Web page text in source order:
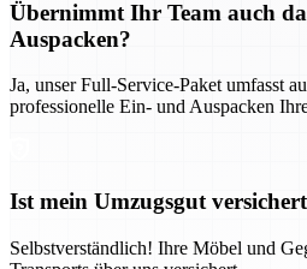
Übernimmt Ihr Team auch
Auspacken?
Ja, unser Full-Service-Paket umfasst
professionelle Ein- und Auspacken
Ist mein Umzugsgut
Selbstverständlich! Ihre Möbel und